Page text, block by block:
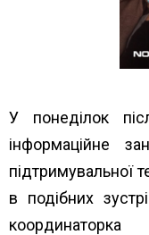
У понеділок
інформаційне
підтримувальної
в подібних
координаторка